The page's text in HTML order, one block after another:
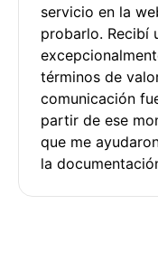
servicio en la
probarlo. Recibí
términos de
comunicación
partir de ese
que me
la